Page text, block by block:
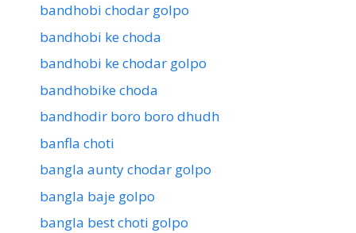
bandhobi chodar golpo
bandhobi ke choda
bandhobi ke chodar golpo
bandhobike choda
bandhodir boro boro dhudh
banfla choti
bangla aunty chodar golpo
bangla baje golpo
bangla best choti golpo